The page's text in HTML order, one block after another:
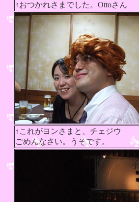
↑おつかれさまでした。Ottoさん
↑これがヨンさまと、チェジウ
ごめんなさい。うそです。